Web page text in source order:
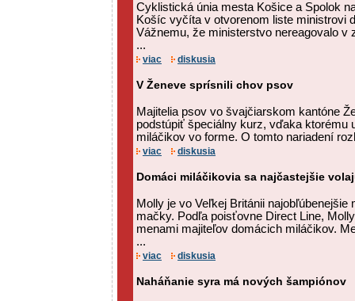
Cyklistická únia mesta Košice a Spolok
Košíc vyčíta v otvorenom liste ministrovi
Vážnemu, že ministerstvo nereagovalo v
...
viac diskusia
V Ženeve sprísnili chov psov
Majitelia psov vo švajčiarskom kantóne
podstúpiť špeciálny kurz, vďaka ktorému
miláčikov vo forme. O tomto nariadení
viac diskusia
Domáci miláčikovia sa najčastejšie
Molly je vo Veľkej Británii najobľúbenejšie
mačky. Podľa poisťovne Direct Line,
menami majiteľov domácich miláčikov.
...
viac diskusia
Naháňanie syra má nových šampiónov